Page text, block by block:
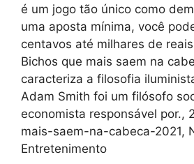
é um jogo tão único como
uma aposta mínima, você
centavos até milhares de
Bichos que mais saem na
caracteriza a filosofia
Adam Smith foi um filósofo
economista responsável por.,
mais-saem-na-cabeca-2021,
Entretenimento